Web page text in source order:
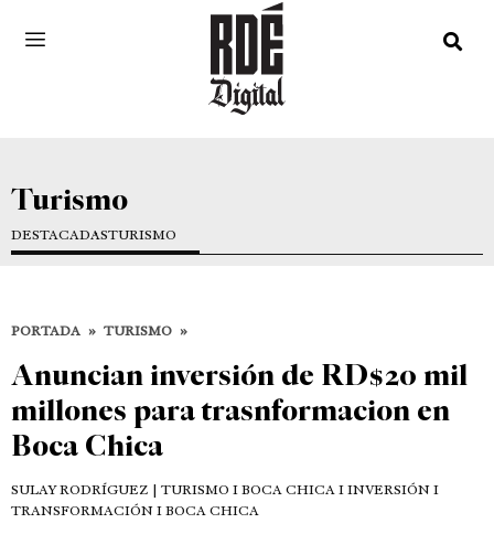
Turismo
DESTACADASTURISMO
PORTADA » TURISMO »
Anuncian inversión de RD$20 mil
millones para trasnformacion en
Boca Chica
SULAY RODRÍGUEZ | TURISMO I BOCA CHICA I INVERSIÓN I
TRANSFORMACIÓN I BOCA CHICA